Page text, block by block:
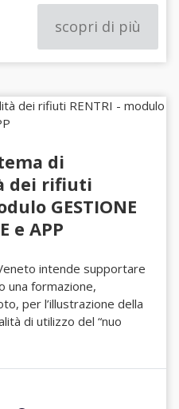
scopri di più
di
dei rifiuti
GESTIONE
e APP
intende supportare
una formazione,
per l’illustrazione della
di utilizzo del “nuo